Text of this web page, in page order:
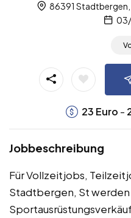
86391
23 Euro -
Jobbeschreibung
Für Vollzeitjobs,
Stadtbergen, St